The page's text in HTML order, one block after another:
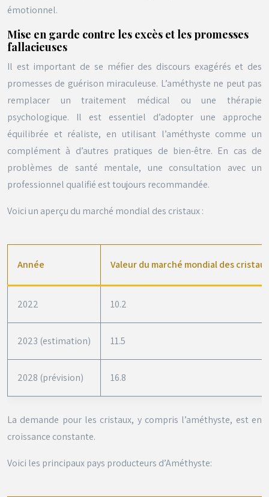
émotionnel.
Mise en garde contre les excès et les promesses
fallacieuses
Il est important de se méfier des discours exagérés et des
promesses de guérison miraculeuse. L’améthyste ne peut pas
remplacer un traitement médical ou une thérapie
psychologique. Il est essentiel d’adopter une approche
équilibrée et réaliste, en utilisant l’améthyste comme un
complément à d’autres pratiques de bien-être. En cas de
problèmes de santé mentale, une consultation avec un
professionnel qualifié est toujours recommandée.
Voici un aperçu du marché mondial des cristaux :
Année Valeur du marché mondial des
2022 10.2
2023 (estimation) 11.5
2028 (prévision) 16.8
La demande pour les cristaux, y compris l’améthyste, est en
croissance constante.
Voici les principaux pays producteurs d’Améthyste: